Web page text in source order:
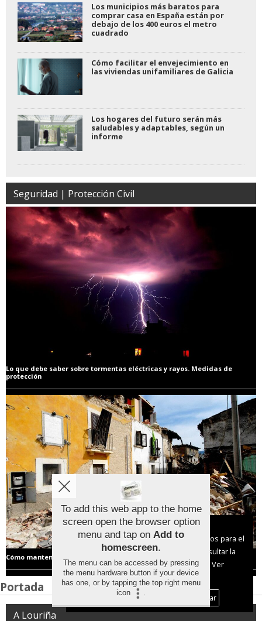
Los municipios más baratos para
comprar casa en España están por
debajo de los 400 euros el metro
cuadrado
Cómo facilitar el envejecimiento en
las viviendas unifamiliares de Galicia
Los hogares del futuro serán más
saludables y adaptables, según un
informe
Seguridad | Protección Civil
Lo que debe saber sobre tormentas eléctricas y rayos. Medidas de
protección
Cómo mantenerse a salvo en caso de terremoto
Portada
A Louriña
Aviso sobre el Uso de cookies:
Utilizamos cookies nuestras y de terceros para el
funcionamiento del digital. Puedes consultar la
lista de cookies y como desconectarlas.
Ver
nuestra Política de Privacidad y Cookies
Aceptar Cookies
Personalizar
To add this web app to the home
screen open the browser option
menu and tap on Add to
homescreen.
The menu can be accessed by pressing
the menu hardware button if your device
has one, or by tapping the top right menu
icon
.